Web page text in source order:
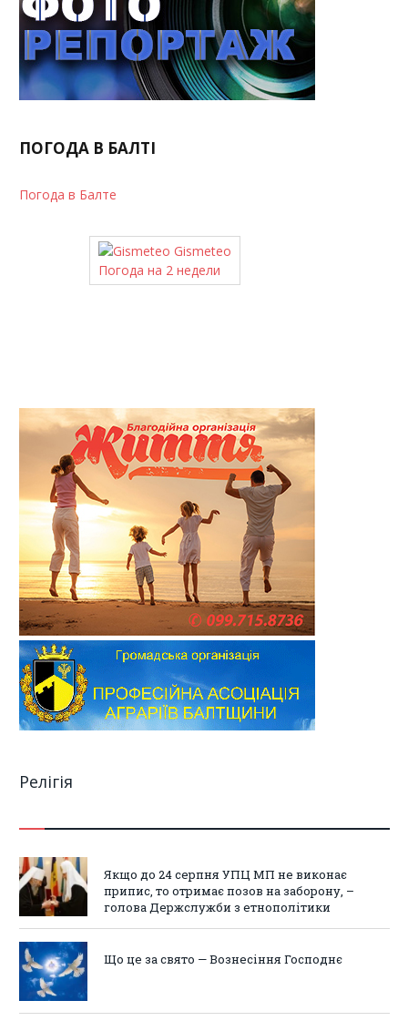
ПОГОДА В БАЛТІ
Погода в Балте
Gismeteo
Погода на 2 недели
Релігія
Якщо до 24 серпня УПЦ МП не виконає
припис, то отримає позов на заборону, –
голова Держслужби з етнополітики
Що це за свято — Вознесіння Господнє